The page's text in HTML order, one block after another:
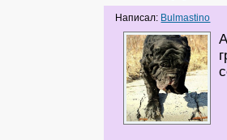
Написал: Bulmastino